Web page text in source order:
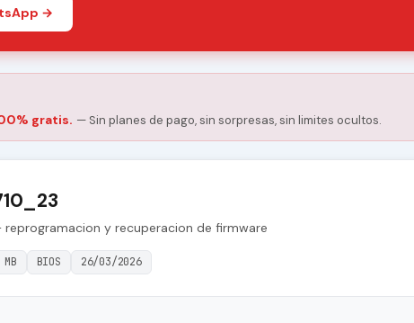
→
gratis. — Sin planes de pago, sin sorpresas, sin limites ocultos.
reprogramacion y recuperacion de firmware
BIOS 26/03/2026